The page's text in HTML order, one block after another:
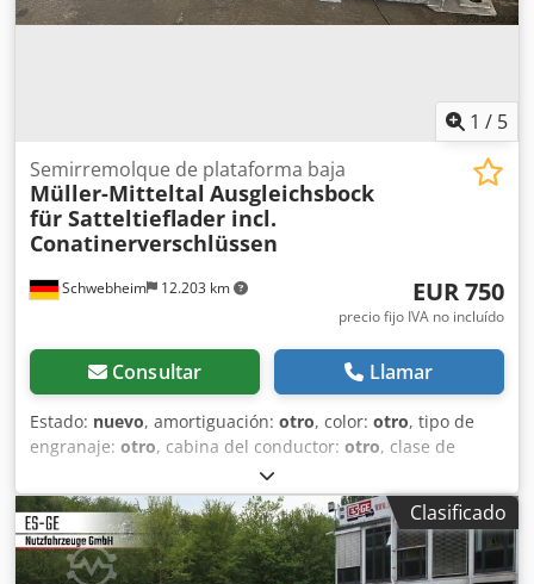
1 / 5
Schwebheim 12.203 km
Semirremolque de plataforma baja
Müller-Mitteltal Ausgleichsbock
für Satteltieflader incl.
Conatinerverschlüssen
EUR 750
precio fijo IVA no incluído
Consultar Llamar
Estado: nuevo, amortiguación: otro, color: otro, tipo de
engranaje: otro, cabina del conductor: otro, clase de
, Soporte de nivelación para
semirremolque rebajado incl. cierres para contenedores,
precio por soporte de nivelación, -- errores tipográficos,
omisiones y modificaciones reservadas, fotos de ejemplo -
-, Más datos en: !, Más detalles: ! Chedpfx Aozqtvwjg Tja
Clasificado